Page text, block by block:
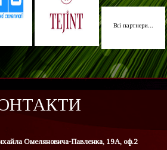
Всі партнери...
Омеляновича-Павленка, 19А, оф.2